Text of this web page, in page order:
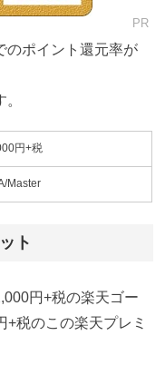
PR
のポイント還元率が
円+税
Master
ト
円+税の楽天ゴー
+税のこの楽天プレミ